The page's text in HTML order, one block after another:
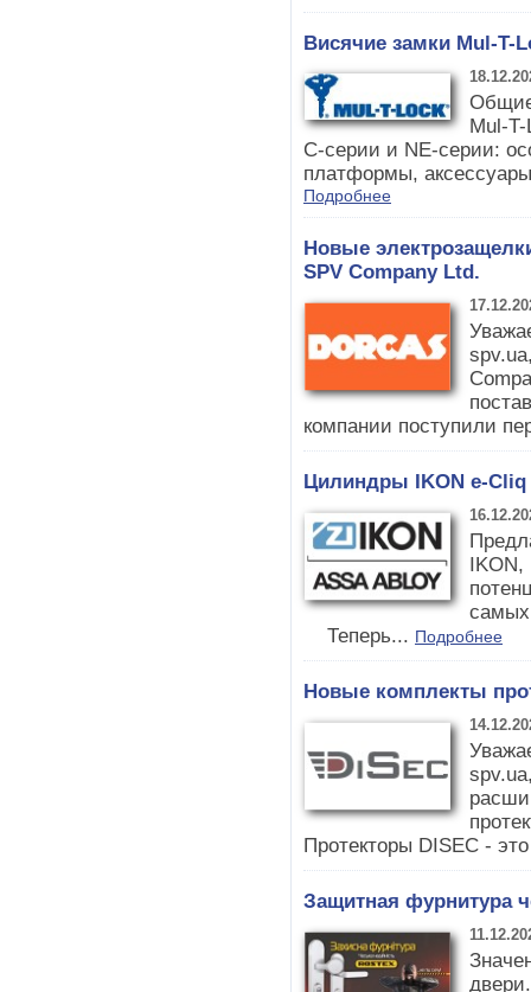
Висячие замки Mul-T-
Общие
Mul-
С-серии и NE-серии:
платформы,
Подробнее
Новые
SPV Company Ltd.
компании поступили
Цилиндры IKON e-
IKON,
самых
Теперь... Подробнее
Новые комплекты
Протекторы DISEC -
Защитная фурнитура